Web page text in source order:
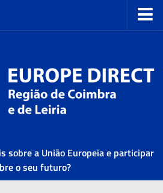
sobre a União Europeia e participar
o seu futuro?